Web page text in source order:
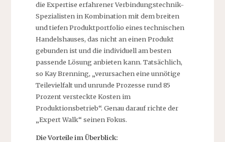
die Expertise erfahrener Verbindungstechnik-
Spezialisten in Kombination mit dem breiten
und tiefen Produktportfolio eines technischen
Handelshauses, das nicht an einen Produkt
gebunden ist und die individuell am besten
passende Lösung anbieten kann. Tatsächlich,
so Kay Brenning, „verursachen eine unnötige
Teilevielfalt und unrunde Prozesse rund 85
Prozent versteckte Kosten im
Produktionsbetrieb“. Genau darauf richte der
„Expert Walk“ seinen Fokus.
Die Vorteile im Überblick: